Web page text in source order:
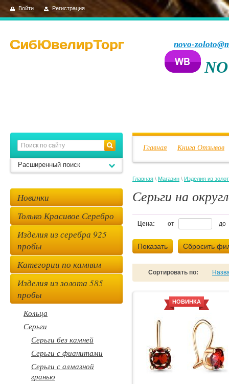
Войти Регистрация
novo-
Главная Книга Отзывов
Главная \ Магазин \ Изделия из
Серьги на
Цена: от до
Показать Сбросить
Сортировать по:
НОВИНКА
Расширенный поиск
Новинки
Только Красивое Серебро
Изделия из серебра 925
пробы
Категории по камням
Изделия из золота 585
пробы
Кольца
Серьги
Серьги без камней
Серьги с фианитами
Серьги с алмазной
гранью